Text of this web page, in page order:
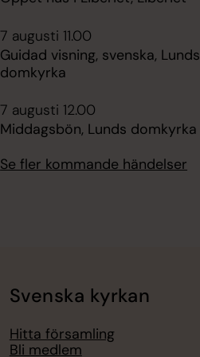
7 augusti 11.00
Guidad visning, svenska, Lunds
domkyrka
7 augusti 12.00
Middagsbön, Lunds domkyrka
Se fler kommande händelser
Svenska kyrkan
Hitta församling
Bli medlem